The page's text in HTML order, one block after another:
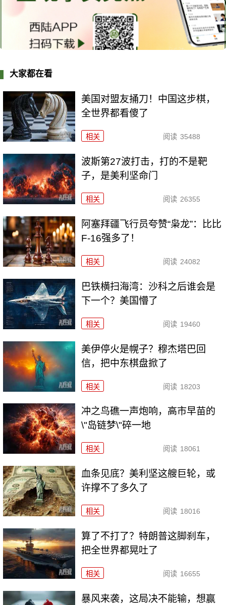
大家都在看
美国对盟友捅刀！中国这步棋，
全世界都看傻了
相关 阅读 35488
波斯第27波打击，打的不是靶
子，是美利坚命门
相关 阅读 26355
阿塞拜疆飞行员夸赞“枭龙”：比比
F-16强多了！
相关 阅读 24082
巴铁横扫海湾：沙科之后谁会是
下一个？美国懵了
相关 阅读 19460
美伊停火是幌子？穆杰塔巴回
信，把中东棋盘掀了
相关 阅读 18203
冲之鸟礁一声炮响，高市早苗的
\"岛链梦\"碎一地
相关 阅读 18061
血条见底？美利坚这艘巨轮，或
许撑不了多久了
相关 阅读 18016
算了不打了？特朗普这脚刹车，
把全世界都晃吐了
相关 阅读 16655
暴风来袭，这局决不能输，想赢